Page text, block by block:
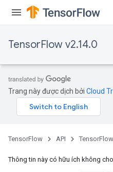
TensorFlow v2.14.0
Trang này được dịch bởi Cloud
TensorFlow API
Thông tin này có hữu ích không